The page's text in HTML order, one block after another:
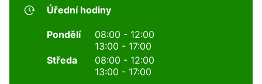
Úřední hodiny
Pondělí
08:00 - 12:00
13:00 - 17:00
Středa
08:00 - 12:00
13:00 - 17:00